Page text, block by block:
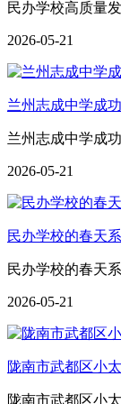
民办学校高质量
2026-05-21
兰州志成中学成
兰州志成中学成
2026-05-21
民办学校的春天
民办学校的春天
2026-05-21
陇南市武都区小
陇南市武都区小